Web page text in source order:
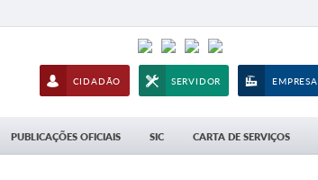
CIDADÃO SERVIDOR EMPRESA
PUBLICAÇÕES OFICIAIS SIC CARTA DE SERVIÇOS